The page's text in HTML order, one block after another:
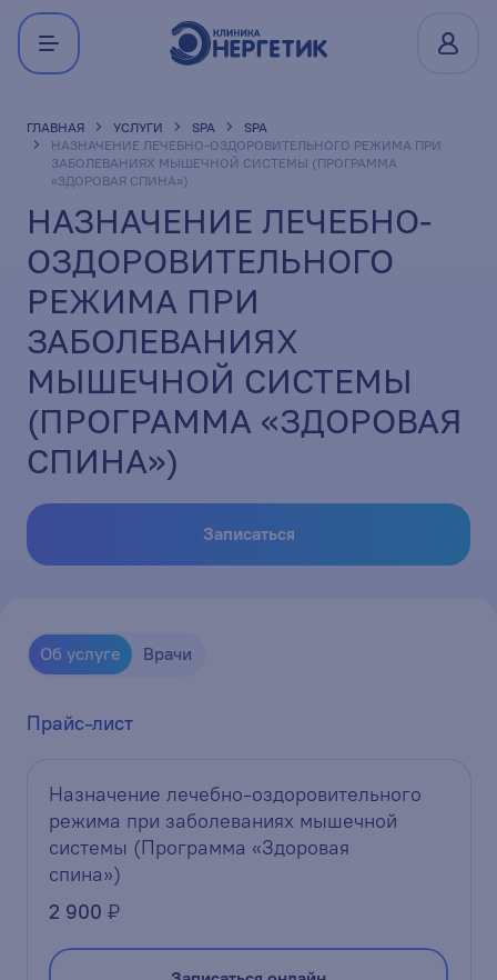
ГЛАВНАЯ УСЛУГИ SPA
SPA
НАЗНАЧЕНИЕ ЛЕЧЕБНО-ОЗДОРОВИТЕЛЬНОГО РЕЖИМА ПРИ
ЗАБОЛЕВАНИЯХ МЫШЕЧНОЙ СИСТЕМЫ (ПРОГРАММА
«ЗДОРОВАЯ СПИНА»)
НАЗНАЧЕНИЕ ЛЕЧЕБНО-
ОЗДОРОВИТЕЛЬНОГО
РЕЖИМА ПРИ
ЗАБОЛЕВАНИЯХ
МЫШЕЧНОЙ СИСТЕМЫ
(ПРОГРАММА «ЗДОРОВАЯ
СПИНА»)
Записаться
Об услуге Врачи
Прайс-лист
Назначение лечебно-оздоровительного
режима при заболеваниях мышечной
системы (Программа «Здоровая
спина»)
2 900 ₽